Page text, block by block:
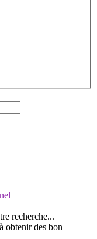
recherche...
obtenir des bon